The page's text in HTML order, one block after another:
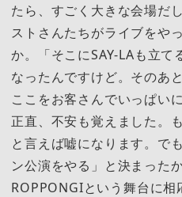
たら、すごく大きな会場だ
ストさんたちがライブをや
か。「そこにSAY-LAも立て
なったんですけど。そのあ
ここをお客さんでいっぱい
正直、不安も覚えました。
と言えば嘘になります。で
ン公演をやる」と決まった
ROPPONGIという舞台に相